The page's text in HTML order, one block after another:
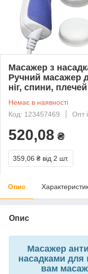
Масажер з
Ручний масажер
ніг, спини, плечей
Немає в наявності
Код: 123457469
Опт
520,08 ₴
359,06 ₴ від 2 шт.
Опис
Опис
Масажер
насадками для
вам